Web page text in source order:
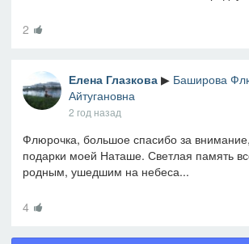
2
Елена Глазкова ▶ Баширова
Айтугановна
2 год назад
Флюрочка, большое спасибо за
подарки моей Наташе. Светлая память
родным, ушедшим на небеса...
4